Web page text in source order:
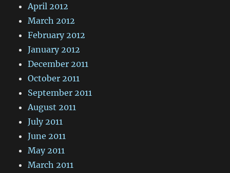
April 2012
March 2012
February 2012
January 2012
December 2011
October 2011
September 2011
August 2011
July 2011
June 2011
May 2011
March 2011